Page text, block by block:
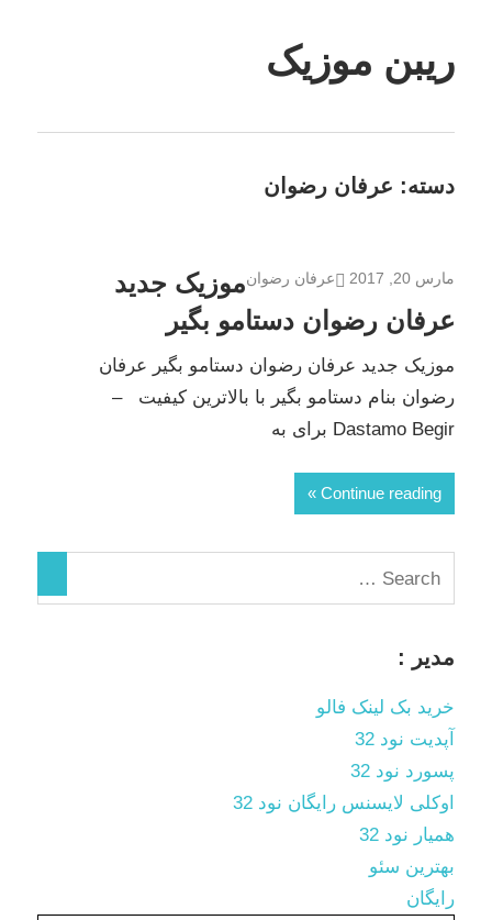
content
ریبن موزیک
mp3
دسته: عرفان رضوان
مارس 20, 2017 عرفان رضوانموزیک جدید
عرفان رضوان دستامو بگیر
موزیک جدید عرفان رضوان دستامو بگیر عرفان
رضوان بنام دستامو بگیر با بالاترین کیفیت –
Dastamo Begir برای به
Continue reading
مدیر :
خرید بک لینک فالو
آپدیت نود 32
پسورد نود 32
اوکلی لایسنس رایگان نود 32
همیار نود 32
بهترین سئو
رایگان